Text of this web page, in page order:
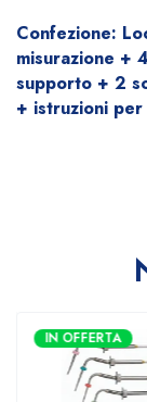
Confezione:
misurazione +
supporto + 2
+ istruzioni per
IN OFFERTA